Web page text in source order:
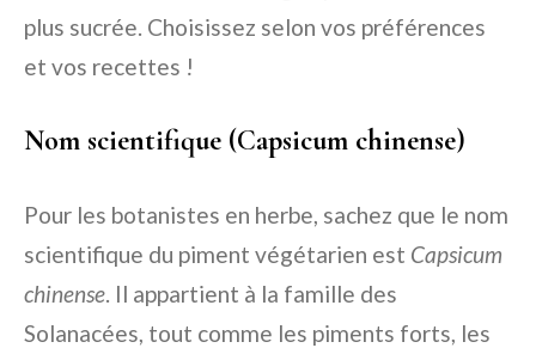
plus sucrée. Choisissez selon vos préférences
et vos recettes !
Nom scientifique (Capsicum chinense)
Pour les botanistes en herbe, sachez que le nom
scientifique du piment végétarien est Capsicum
chinense. Il appartient à la famille des
Solanacées, tout comme les piments forts, les